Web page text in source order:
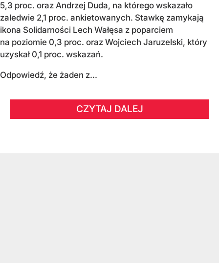
5,3 proc. oraz Andrzej Duda, na którego wskazało
zaledwie 2,1 proc. ankietowanych. Stawkę zamykają
ikona Solidarności Lech Wałęsa z poparciem
na poziomie 0,3 proc. oraz Wojciech Jaruzelski, który
uzyskał 0,1 proc. wskazań.
Odpowiedź, że żaden z...
CZYTAJ DALEJ